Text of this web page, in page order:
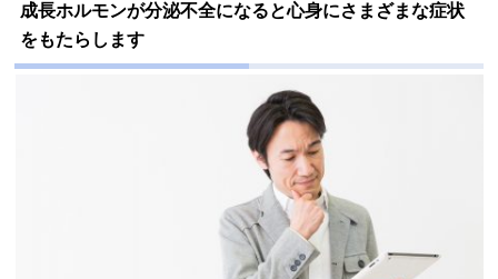
成長ホルモンが分泌不全になると心身にさまざまな症状
をもたらします